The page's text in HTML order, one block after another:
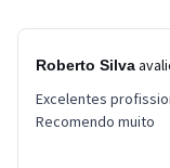
Roberto Silva
Excelentes
Recomendo muito